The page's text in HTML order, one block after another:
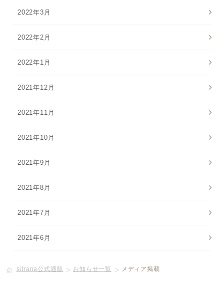
2022年3月
2022年2月
2022年1月
2021年12月
2021年11月
2021年10月
2021年9月
2021年8月
2021年7月
2021年6月
sitrana公式通販 お知らせ一覧 メディア掲載